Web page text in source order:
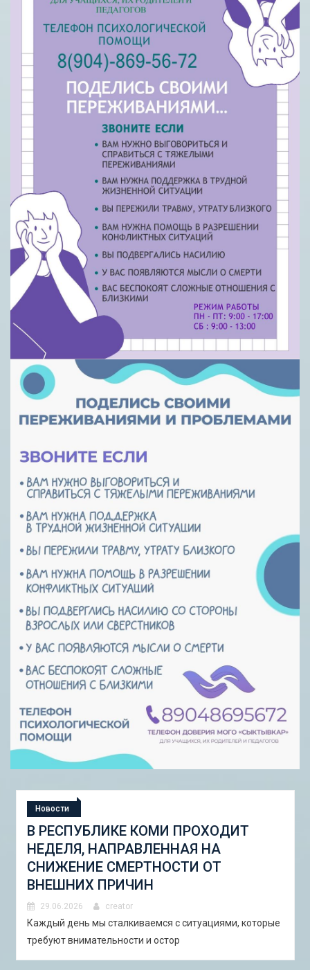
Новости
СТУДЕНЧЕСКАЯ ЭКСПЕДИЦИЯ
«ШКОЛА ГОРОДСКИХ ИЗМЕНЕНИЙ:
ГОРОДСКОЙ НАБОР ИНСТРУМЕНТОВ
И ПИЛОТНЫЕ ПРОЕКТЫ ДЛЯ
АСТРАХАНИ»
29.06.2026 creator
В Астрахани с 5 по 13 сентября 2026 года пройдёт
студенческая экспедиция «Школа горо�